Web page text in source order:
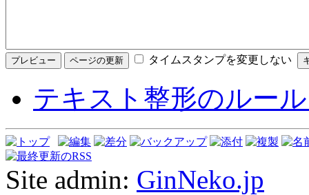
タイムスタンプを変更しない
テキスト整形のルー
Site admin: GinNeko.jp